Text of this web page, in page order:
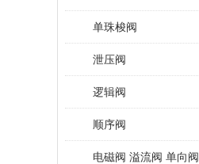
单珠梭阀
泄压阀
逻辑阀
顺序阀
电磁阀 溢流阀 单向阀